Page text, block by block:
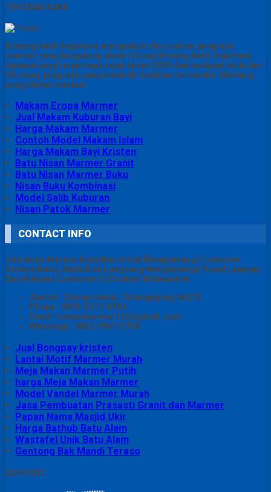
TENTANG KAMI
Bintang Antik Sejahtera merupakan situs online pengrajin
marmer yang tergabung dalam Group Bintang Antik Sejahtera
layanan yang terpercaya sejak tahun 2009 dan terdapat lebih dari
50 orang pengrajin yang memiliki keahlian tersendiri dibidang
pengolahan marmer.
Makam Eropa Marmer
Jual Makam Kuburan Bayi
Harga Makam Marmer
Contoh Model Makam Islam
Harga Makam Bayi Kristen
Batu Nisan Marmer Granit
Batu Nisan Marmer Buku
Nisan Buku Kombinasi
Model Salib Kuburan
Nisan Patok Marmer
CONTACT INFO
Jika Anda Merasa Kesulitan Untuk Menghubungi Customer
Service Kami, Anda Bisa Langsung Menghubungi Pusat Layanan
Dan Keluhan Customer Di Contact Di Bawah Ini
Alamat : Campurdarat, Tulungagung 66272
Phone : 0815-5311-5556
Email : istanamarmer123@gmail.com
Whatsapp : 0822-9967-5758
Jual Bongpay kristen
Lantai Motif Marmer Murah
Meja Makan Marmer Putih
harga Meja Makan Marmer
Model Vandel Marmer Murah
Jasa Pembuatan Prasasti Granit dan Marmer
Papan Nama Masjid Ukir
Harga Bathub Batu Alam
Wastafel Unik Batu Alam
Gentong Bak Mandi Teraso
SUPPORT